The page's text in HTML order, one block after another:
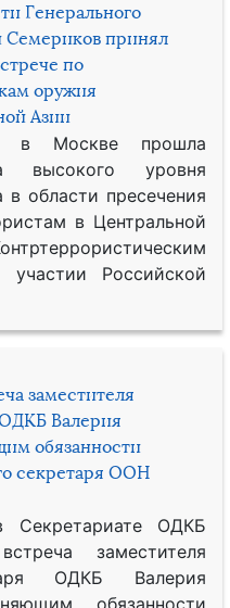
Генерального
Семериков принял
по
оружия
Азии
в Москве прошла
высокого уровня
области пресечения
в Центральной
Российской
заместителя
Валерия
обязанности
секретаря ООН
ОДКБ
заместителя
ОДКБ Валерия